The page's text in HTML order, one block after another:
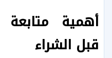
أهمية متابعة
قبل الشراء